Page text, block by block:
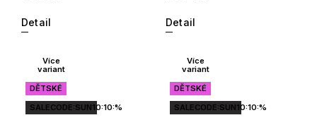
Detail Detail
Více
variant
DĚTSKÉ
SALECODE:SUN10:10:%
Více
variant
DĚTSKÉ
SALECODE:SUN10:10:%